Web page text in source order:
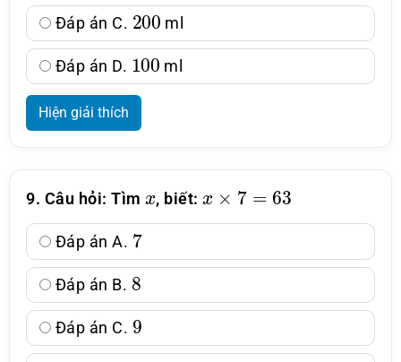
Đáp án C.
200
ml
Đáp án D.
100
ml
Hiện giải thích
9. Câu hỏi: Tìm , biết:
=
Đáp án A.
7
Đáp án B.
8
Đáp án C.
9